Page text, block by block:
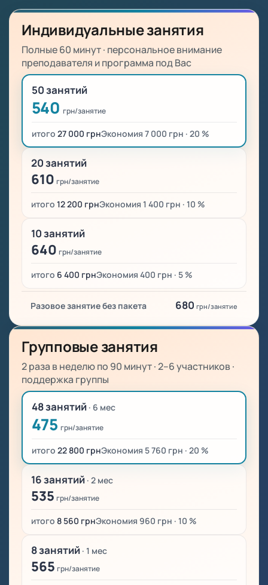
Индивидуальные занятия
Полные 60 минут · персональное внимание
преподавателя и программа под Вас
50 занятий
540грн/занятие
итого 27 000 грнЭкономия 7 000 грн · 20 %
20 занятий
610грн/занятие
итого 12 200 грнЭкономия 1 400 грн · 10 %
10 занятий
640грн/занятие
итого 6 400 грнЭкономия 400 грн · 5 %
Разовое занятие без пакета 680 грн/занятие
Групповые занятия
2 раза в неделю по 90 минут · 2–6 участников ·
поддержка группы
48 занятий · 6 мес
475грн/занятие
итого 22 800 грнЭкономия 5 760 грн · 20 %
16 занятий · 2 мес
535грн/занятие
итого 8 560 грнЭкономия 960 грн · 10 %
8 занятий · 1 мес
565грн/занятие